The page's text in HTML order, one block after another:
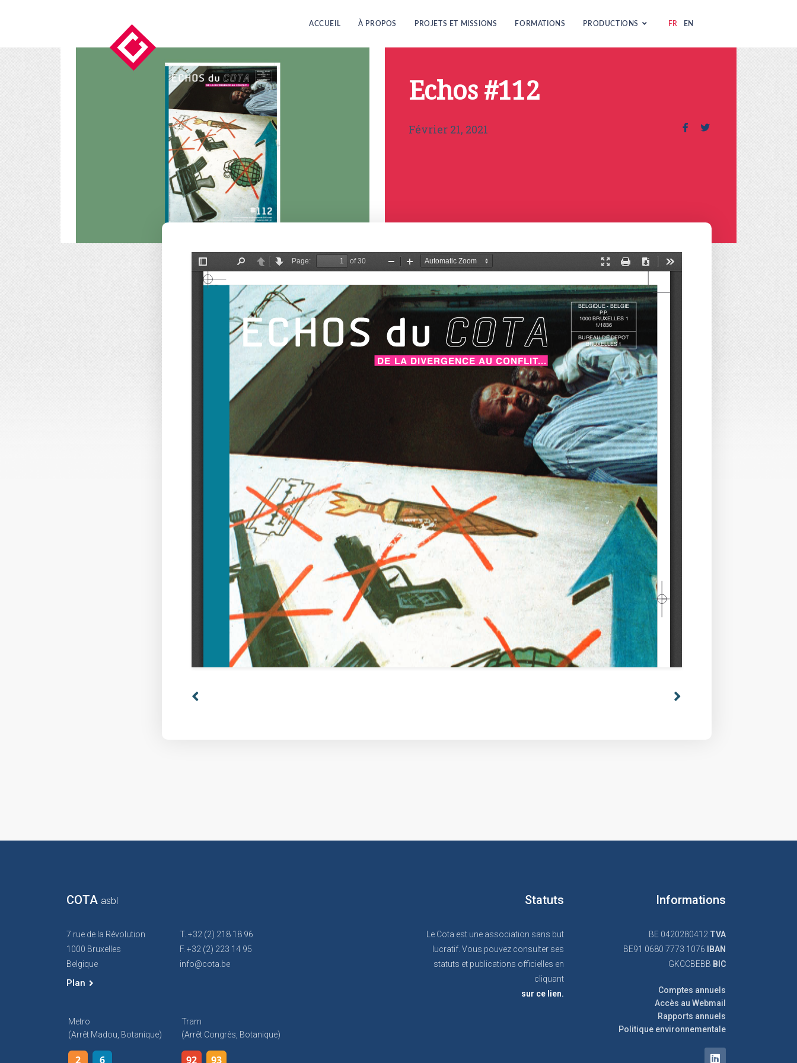
ACCUEIL À PROPOS PROJETS ET MISSIONS FORMATIONS PRODUCTIONS FR EN
Echos #112
Février 21, 2021
COTA asbl
7 rue de la Révolution
1000 Bruxelles
Belgique
Plan
T. +32 (2) 218 18 96
F. +32 (2) 223 14 95
info@cota.be
Metro
(arrêt Madou, Botanique)
2 6
Tram
(arrêt Congrès, Botanique)
92 93
Statuts
Le Cota est une association sans but
lucratif. Vous pouvez consulter ses
statuts et publications officielles en
cliquant
sur ce lien.
Informations
BE 0420280412 TVA
BE91 0680 7773 1076
IBAN
GKCCBEBB BIC
Comptes annuels
Accès au Webmail
Rapports annuels
Politique environnementale